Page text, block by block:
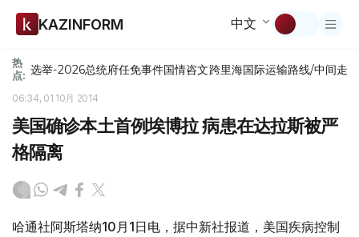
KAZINFORM 中文
热
点: 选举-2026总统府任免事件国情咨文跨里海国际运输路线/中间走廊
06:34, 01 10月 2014
美国确诊本土首例埃博拉 病患在达拉斯被严
格隔离
哈通社阿斯塔纳10月1日电，据中新社报道，美国疾病控制